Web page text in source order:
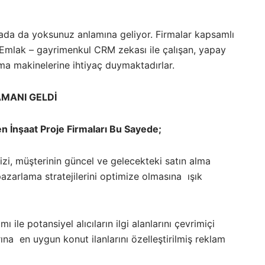
da yoksunuz anlamına geliyor. Firmalar kapsamlı
– gayrimenkul CRM zekası ile çalışan, yapay
makinelerine ihtiyaç duymaktadırlar.
GELDİ
İnşaat Proje Firmaları Bu Sayede;
müşterinin güncel ve gelecekteki satın alma
stratejilerini optimize olmasına ışık
ile potansiyel alıcıların ilgi alanlarını çevrimiçi
en uygun konut ilanlarını özelleştirilmiş reklam